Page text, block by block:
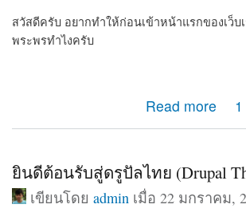
สวัสดีครับ อยากทำให้ก่อนเข้าหน้าแรกของเว็บ
พระพรทำไงครับ
Read more
about อยากทำให้ก่อนเข้าเว็บเรามีหน้า
ยินดีต้อนรับสู่ดรูปัลไทย (Drupal
เขียนโดยadmin เมื่อ 22 มกราคม,